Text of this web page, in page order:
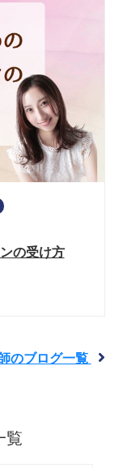
の受け方
のブログ一覧
覧